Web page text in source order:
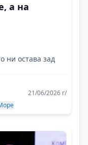
а на
ни остава зад
21/06/2026 г/